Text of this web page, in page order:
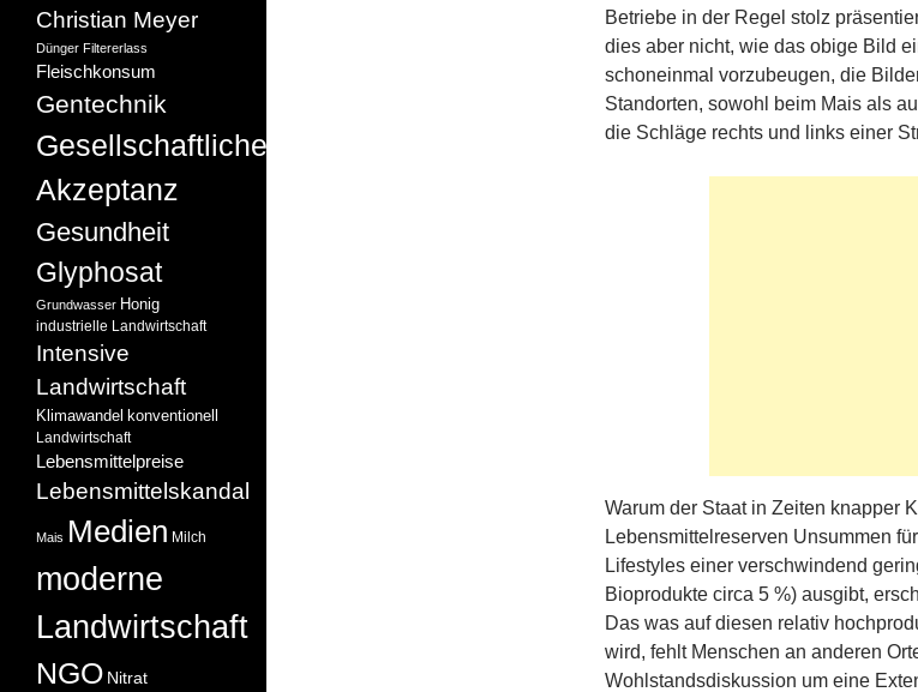
Betriebe in der Regel stolz
dies aber nicht, wie das obige Bild
schoneinmal vorzubeugen, die
Standorten, sowohl beim Mais als
die Schläge rechts und links einer
Warum der Staat in Zeiten knapper
Lebensmittelreserven Unsummen
Lifestyles einer verschwindend
Bioprodukte circa 5 %) ausgibt,
Das was auf diesen relativ
wird, fehlt Menschen an anderen
Wohlstandsdiskussion um eine
Christian Meyer
Dünger Filtererlass
Fleischkonsum
Gentechnik
Gesellschaftliche
Akzeptanz
Gesundheit
Glyphosat
Grundwasser Honig
industrielle Landwirtschaft
Intensive
Landwirtschaft
Klimawandel konventionell
Landwirtschaft
Lebensmittelpreise
Lebensmittelskandal
Mais Medien Milch
moderne
Landwirtschaft
NGO Nitrat